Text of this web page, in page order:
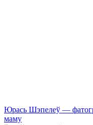
Юрась Шэпелеў —
маму